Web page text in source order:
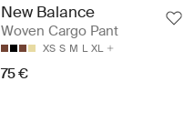
New Balance
Woven Cargo Pant
XS S M L XL
75 €